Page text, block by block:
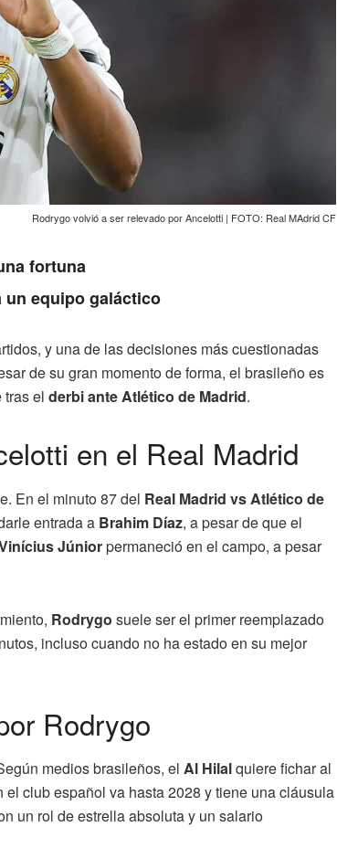
Rodrygo volvió a ser relevado por Ancelotti | FOTO: Real MAdrid CF
fortuna
un equipo galáctico
y una de las decisiones más cuestionadas
de su gran momento de forma, el brasileño es
tras el derbi ante Atlético de Madrid.
en el Real Madrid
En el minuto 87 del Real Madrid vs Atlético de
entrada a Brahim Díaz, a pesar de que el
Júniorpermaneció en el campo, a pesar
Rodrygo suele ser el primer reemplazado
incluso cuando no ha estado en su mejor
Rodrygo
medios brasileños, el Al Hilalquiere fichar al
el club español va hasta 2028 y tiene una cláusula
un rol de estrella absoluta y un salario